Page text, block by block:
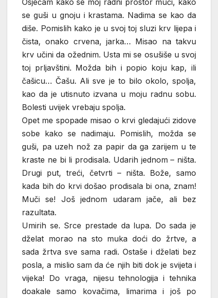
Osjećam kako se moj radni prostor muči, kako
se guši u gnoju i krastama. Nadima se kao da
diše. Pomislih kako je u svoj toj sluzi krv lijepa i
čista, onako crvena, jarka… Misao na takvu
krv učini da ožednim. Usta mi se osušiše u svoj
toj prljavštini. Možda bih i popio koju kap, ili
čašicu… Čašu. Ali sve je to bilo okolo, spolja,
kao da je utisnuto izvana u moju radnu sobu.
Bolesti uvijek vrebaju spolja.
Opet me spopade misao o krvi gledajući zidove
sobe kako se nadimaju. Pomislih, možda se
guši, pa uzeh nož za papir da ga zarijem u te
kraste ne bi li prodisala. Udarih jednom – ništa.
Drugi put, treći, četvrti – ništa. Bože, samo
kada bih do krvi došao prodisala bi ona, znam!
Muči se! Još jednom udaram jače, ali bez
razultata.
Umirih se. Srce prestade da lupa. Do sada je
dželat morao na sto muka doći do žrtve, a
sada žrtva sve sama radi. Ostaše i dželati bez
posla, a mislio sam da će njih biti dok je svijeta i
vijeka! Do vraga, nijesu tehnologija i tehnika
doakale samo kovačima, limarima i još po